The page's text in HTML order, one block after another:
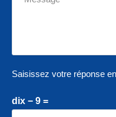
Saisissez votre réponse
dix − 9 =